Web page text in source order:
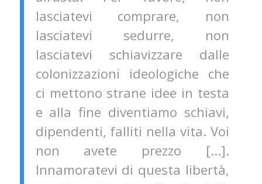
lasciatevi comprare, non
lasciatevi sedurre, non
lasciatevi schiavizzare dalle
colonizzazioni ideologiche che
ci mettono strane idee in testa
e alla fine diventiamo schiavi,
dipendenti, falliti nella vita. Voi
non avete prezzo […].
Innamoratevi di questa libertà,